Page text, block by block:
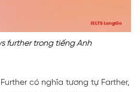
further trong tiếng Anh
có nghĩa tương tự Farther,